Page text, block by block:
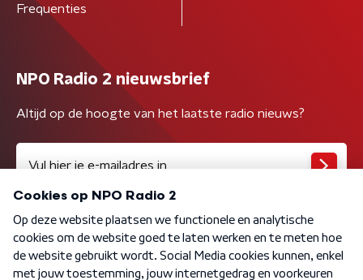
Frequenties
NPO Radio 2 nieuwsbrief
Altijd op de hoogte van het laatste radio nieuws?
Algemene voorwaarden